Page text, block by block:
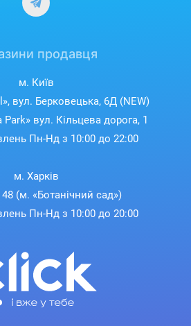
продавця
м. Київ
вул. Берковецька, 6Д (NEW)
вул. Кільцева дорога, 1
Пн-Нд з 10:00 до 22:00
м. Харків
(м. «Ботанічний сад»)
Пн-Нд з 10:00 до 20:00